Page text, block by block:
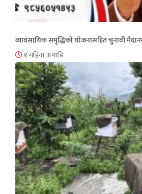
व्यावसायिक समृद्धिको योजनासहित चुनावी
१ महिना अगाडि